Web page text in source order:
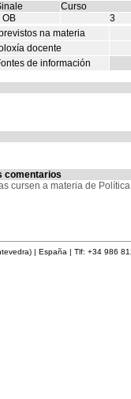
Curso
OB 3
na materia
docente
de información
comentarios
cursen a materia de
| España | Tlf: +34 986